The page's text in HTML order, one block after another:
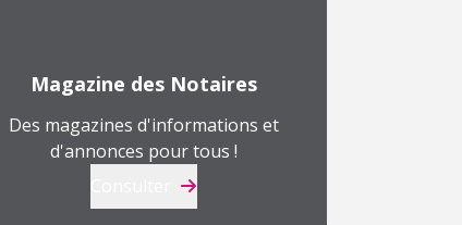
Angers (49) Cholet (49)
Magazine des Notaires
Des magazines d'informations et
d'annonces pour tous !